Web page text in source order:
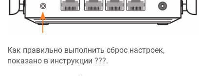
Как правильно выполнить сброс настроек,
показано в инструкции ???.